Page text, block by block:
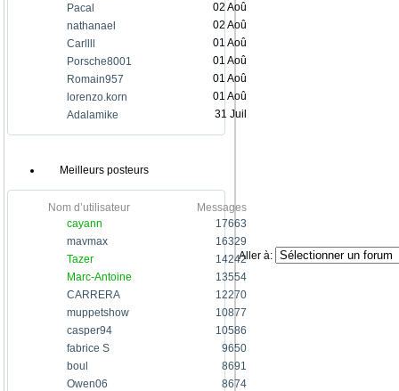
Pacal
02 Aoû
nathanael
02 Aoû
Carllll
01 Aoû
Porsche8001
01 Aoû
Romain957
01 Aoû
lorenzo.korn
01 Aoû
Adalamike
31 Juil
Meilleurs posteurs
Nom d’utilisateur
Messages
cayann
17663
mavmax
16329
Tazer
14242
Marc-Antoine
13554
CARRERA
12270
muppetshow
10877
casper94
10586
fabrice S
9650
boul
8691
Owen06
8674
Aller à: